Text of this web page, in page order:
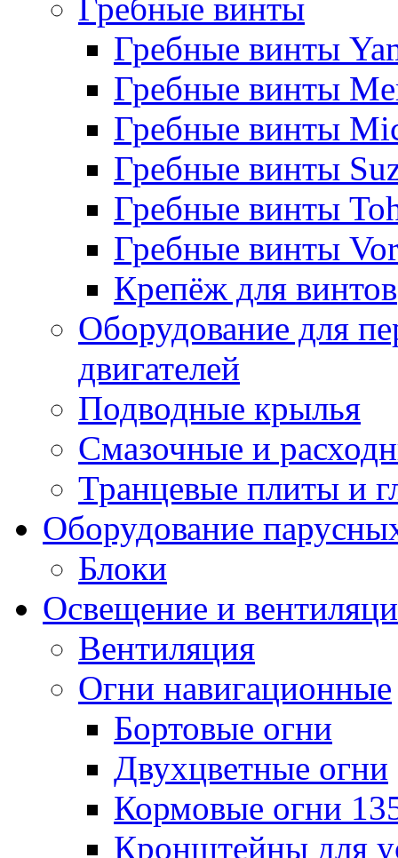
Гребные винты
Гребные винты
Гребные винты
Гребные винты
Гребные винты
Гребные винты
Гребные винты
Крепёж для винтов
Оборудование для
двигателей
Подводные крылья
Смазочные и
Транцевые плиты и
Оборудование
Блоки
Освещение и
Вентиляция
Огни навигационные
Бортовые огни
Двухцветные огни
Кормовые огни
Кронштейны для